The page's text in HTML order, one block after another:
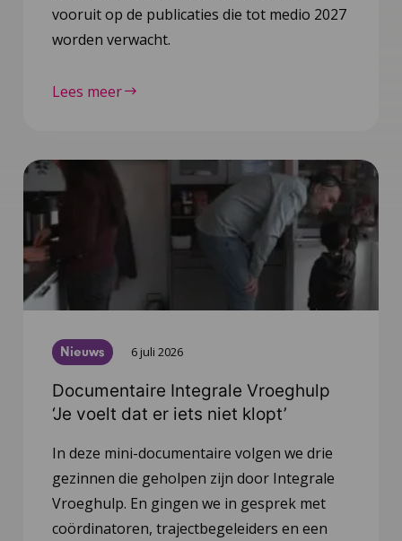
vooruit op de publicaties die tot medio 2027
worden verwacht.
Lees meer
Nieuws 6 juli 2026
Documentaire Integrale Vroeghulp
‘Je voelt dat er iets niet klopt’
In deze mini-documentaire volgen we drie
gezinnen die geholpen zijn door Integrale
Vroeghulp. En gingen we in gesprek met
coördinatoren, trajectbegeleiders en een